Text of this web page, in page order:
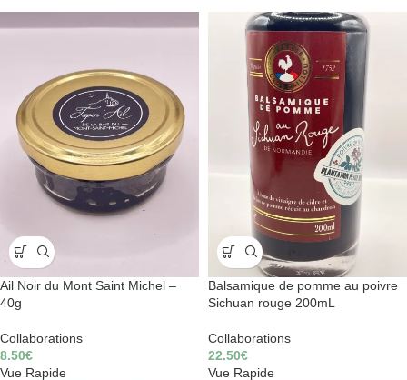
Ail Noir du Mont Saint Michel –
40g
Collaborations
8.50€
Vue Rapide
Balsamique de pomme au poivre
Sichuan rouge 200mL
Collaborations
22.50€
Vue Rapide